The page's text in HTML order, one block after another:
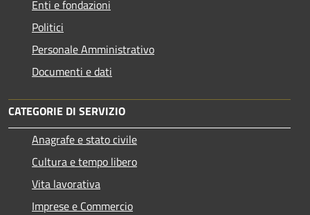
Enti e fondazioni
Politici
Personale Amministrativo
Documenti e dati
CATEGORIE DI SERVIZIO
Anagrafe e stato civile
Cultura e tempo libero
Vita lavorativa
Imprese e Commercio